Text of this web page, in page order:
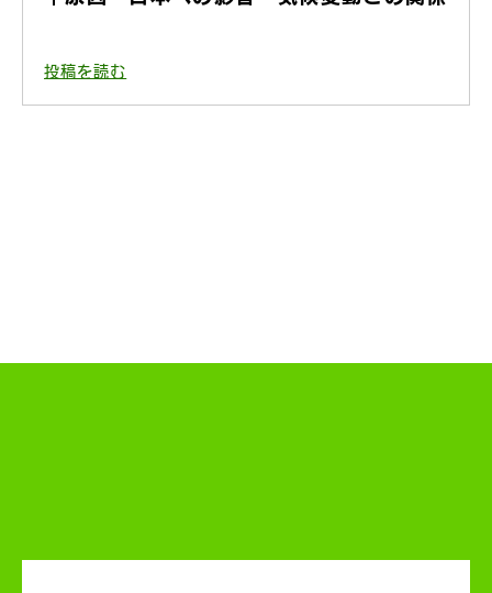
投稿を読む